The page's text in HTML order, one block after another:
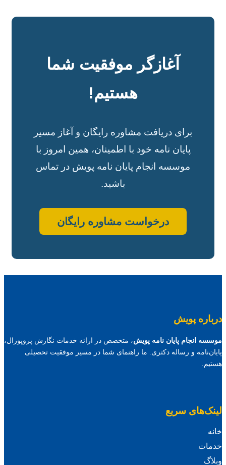
آغازگر موفقیت شما
هستیم!
برای دریافت مشاوره رایگان و آغاز مسیر
پایان نامه خود با اطمینان، همین امروز با
موسسه انجام پایان نامه پویش در تماس
باشید.
درخواست مشاوره رایگان
درباره پویش
موسسه انجام پایان نامه پویش، متخصص در ارائه خدمات نگارش پروپوزال،
پایان‌نامه و رساله دکتری. ما راهنمای شما در مسیر موفقیت تحصیلی
هستیم.
لینک‌های سریع
خانه
خدمات
وبلاگ